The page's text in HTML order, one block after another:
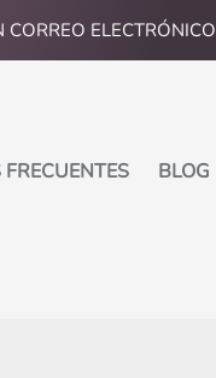
CORREO ELECTRÓNICO
BLOG